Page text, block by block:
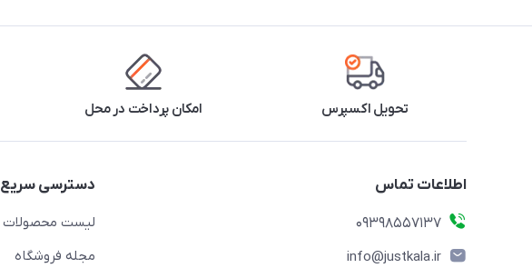
تحویل اکسپرس امکان پرداخت در محل
اطلاعات تماس
09398557137
info@justkala.ir
دسترسی سریع
لیست محصولات
مجله فروشگاه